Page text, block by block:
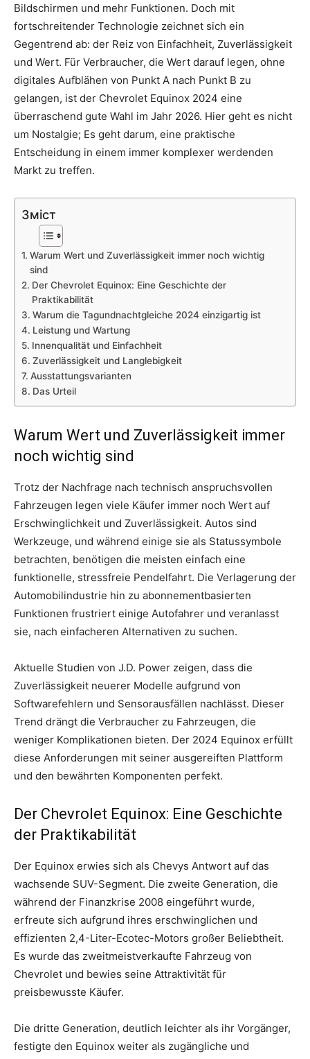
Bildschirmen und mehr Funktionen. Doch mit
fortschreitender Technologie zeichnet sich ein
Gegentrend ab: der Reiz von Einfachheit, Zuverlässigkeit
und Wert. Für Verbraucher, die Wert darauf legen, ohne
digitales Aufblähen von Punkt A nach Punkt B zu
gelangen, ist der Chevrolet Equinox 2024 eine
überraschend gute Wahl im Jahr 2026. Hier geht es nicht
um Nostalgie; Es geht darum, eine praktische
Entscheidung in einem immer komplexer werdenden
Markt zu treffen.
Зміст
Warum Wert und Zuverlässigkeit immer noch wichtig
sind
Der Chevrolet Equinox: Eine Geschichte der
Praktikabilität
Warum die Tagundnachtgleiche 2024 einzigartig ist
Leistung und Wartung
Innenqualität und Einfachheit
Zuverlässigkeit und Langlebigkeit
Ausstattungsvarianten
Das Urteil
Warum Wert und Zuverlässigkeit immer
noch wichtig sind
Trotz der Nachfrage nach technisch anspruchsvollen
Fahrzeugen legen viele Käufer immer noch Wert auf
Erschwinglichkeit und Zuverlässigkeit. Autos sind
Werkzeuge, und während einige sie als Statussymbole
betrachten, benötigen die meisten einfach eine
funktionelle, stressfreie Pendelfahrt. Die Verlagerung der
Automobilindustrie hin zu abonnementbasierten
Funktionen frustriert einige Autofahrer und veranlasst
sie, nach einfacheren Alternativen zu suchen.
Aktuelle Studien von J.D. Power zeigen, dass die
Zuverlässigkeit neuerer Modelle aufgrund von
Softwarefehlern und Sensorausfällen nachlässt. Dieser
Trend drängt die Verbraucher zu Fahrzeugen, die
weniger Komplikationen bieten. Der 2024 Equinox erfüllt
diese Anforderungen mit seiner ausgereiften Plattform
und den bewährten Komponenten perfekt.
Der Chevrolet Equinox: Eine Geschichte
der Praktikabilität
Der Equinox erwies sich als Chevys Antwort auf das
wachsende SUV-Segment. Die zweite Generation, die
während der Finanzkrise 2008 eingeführt wurde,
erfreute sich aufgrund ihres erschwinglichen und
effizienten 2,4-Liter-Ecotec-Motors großer Beliebtheit.
Es wurde das zweitmeistverkaufte Fahrzeug von
Chevrolet und bewies seine Attraktivität für
preisbewusste Käufer.
Die dritte Generation, deutlich leichter als ihr Vorgänger,
festigte den Equinox weiter als zugängliche und